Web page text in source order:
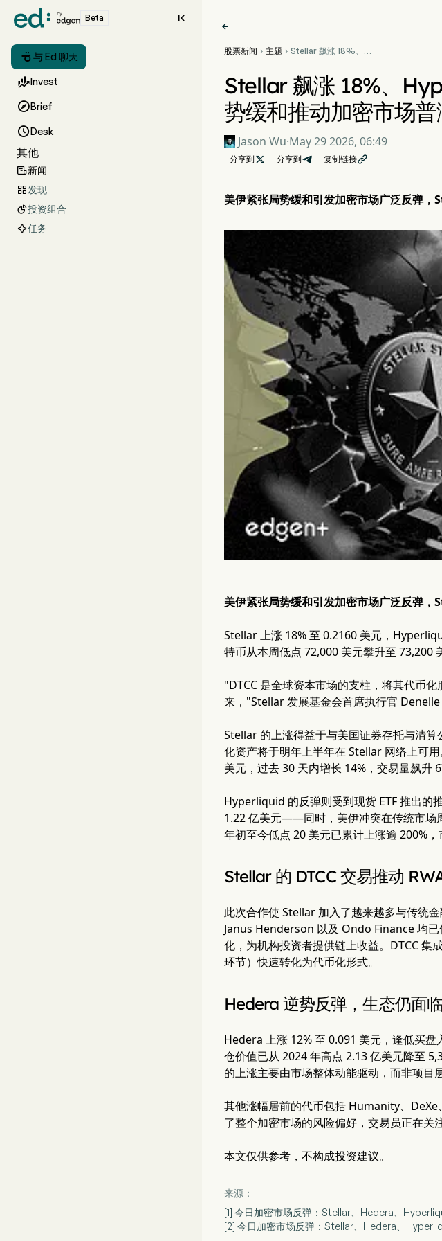
Beta 
 与 Ed 聊天
Invest
Brief
Desk
其他
新闻
发现
投资组合
任务

股票新闻  主题  Stellar 飙涨 18%、
缘政治紧张局势缓和推动加密
市场普涨
Stellar 飙涨 18%、
势缓和推动加密市场
Jason Wu·May 29 2026, 06:49
分享到  分享到 复制链接
美伊紧张局势缓和引发加密市场广泛反弹
美伊紧张局势缓和引发加密市场广泛反弹
Stellar 上涨 18% 至 0.2160 美元，
特币从本周低点 72,000 美元攀升至 73,200
"DTCC 是全球资本市场的支柱，将其代币
来，"Stellar 发展基金会首席执行官 Denelle
Stellar 的上涨得益于与美国证券存托与清
化资产将于明年上半年在 Stellar 网络上可
美元，过去 30 天内增长 14%，交易量飙升
Hyperliquid 的反弹则受到现货 ETF 推出
1.22 亿美元——同时，美伊冲突在传统市场
年初至今低点 20 美元已累计上涨逾 200%，
Stellar 的 DTCC 交易推动
此次合作使 Stellar 加入了越来越多与传统
Janus Henderson 以及 Ondo Finance 均
化，为机构投资者提供链上收益。DTCC 集
环节）快速转化为代币化形式。
Hedera 逆势反弹，生态仍面
Hedera 上涨 12% 至 0.091 美元，逢低买
仓价值已从 2024 年高点 2.13 亿美元降至
的上涨主要由市场整体动能驱动，而非项目
其他涨幅居前的代币包括 Humanity、
了整个加密市场的风险偏好，交易员正在关
本文仅供参考，不构成投资建议。
来源：
[1] 今日加密市场反弹：Stellar、Hedera、
[2] 今日加密市场反弹：Stellar、Hedera、